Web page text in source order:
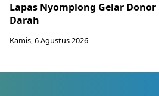
Lapas Nyomplong Gelar Donor
Darah
Kamis, 6 Agustus 2026